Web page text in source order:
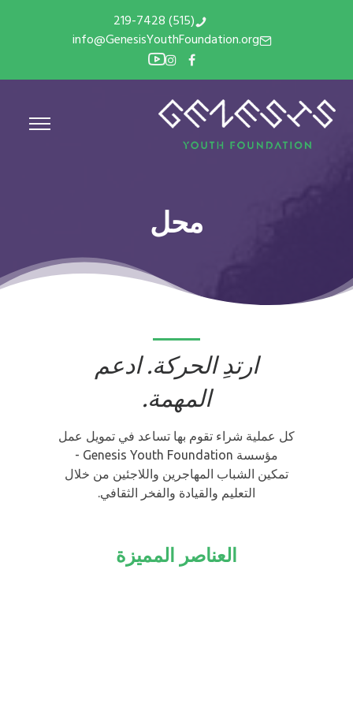
(515) 219-7428
info@GenesisYouthFoundation.org
محل
ارتدِ الحركة. ادعم
المهمة.
كل عملية شراء تقوم بها تساعد في تمويل عمل
مؤسسة Genesis Youth Foundation -
تمكين الشباب المهاجرين واللاجئين من خلال
التعليم والقيادة والفخر الثقافي.
العناصر المميزة